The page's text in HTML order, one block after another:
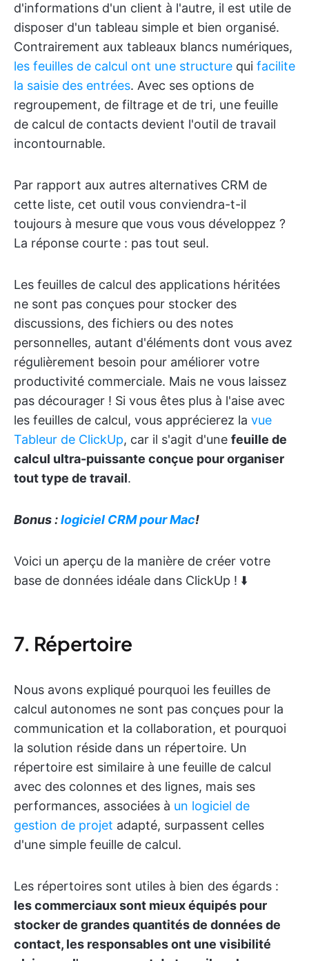
d'informations d'un client à l'autre, il est utile de
disposer d'un tableau simple et bien organisé.
Contrairement aux tableaux blancs numériques,
les feuilles de calcul ont une structure qui facilite
la saisie des entrées. Avec ses options de
regroupement, de filtrage et de tri, une feuille
de calcul de contacts devient l'outil de travail
incontournable.
Par rapport aux autres alternatives CRM de
cette liste, cet outil vous conviendra-t-il
toujours à mesure que vous vous développez ?
La réponse courte : pas tout seul.
Les feuilles de calcul des applications héritées
ne sont pas conçues pour stocker des
discussions, des fichiers ou des notes
personnelles, autant d'éléments dont vous avez
régulièrement besoin pour améliorer votre
productivité commerciale. Mais ne vous laissez
pas décourager ! Si vous êtes plus à l'aise avec
les feuilles de calcul, vous apprécierez la vue
Tableur de ClickUp, car il s'agit d'une feuille de
calcul ultra-puissante conçue pour organiser
tout type de travail.
Bonus :logiciel CRM pour Mac!
Voici un aperçu de la manière de créer votre
base de données idéale dans ClickUp ! ⬇️
7. Répertoire
Nous avons expliqué pourquoi les feuilles de
calcul autonomes ne sont pas conçues pour la
communication et la collaboration, et pourquoi
la solution réside dans un répertoire. Un
répertoire est similaire à une feuille de calcul
avec des colonnes et des lignes, mais ses
performances, associées à un logiciel de
gestion de projet adapté, surpassent celles
d'une simple feuille de calcul.
Les répertoires sont utiles à bien des égards :
les commerciaux sont mieux équipés pour
stocker de grandes quantités de données de
contact, les responsables ont une visibilité